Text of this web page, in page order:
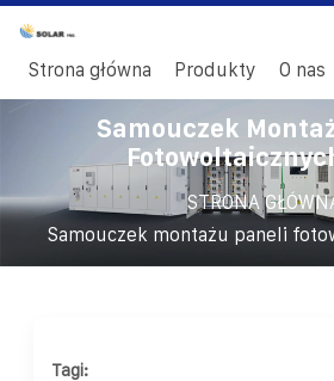
Strona główna Produkty O nas
Samouczek
STRONA
Samouczek montażu paneli
Tagi: